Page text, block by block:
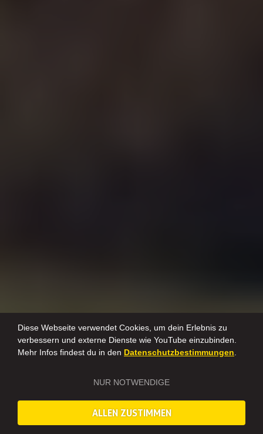
Diese Webseite verwendet Cookies, um dein Erlebnis zu
verbessern und externe Dienste wie YouTube einzubinden.
Mehr Infos findest du in den Datenschutzbestimmungen.
NUR NOTWENDIGE
ALLEN ZUSTIMMEN
Dieses Erlebnis ist deaktiviert und wird nicht mehr angeboten.